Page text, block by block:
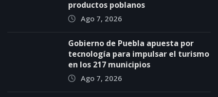
productos poblanos
Ago 7, 2026
Gobierno de Puebla apuesta por
tecnología para impulsar el turismo
en los 217 municipios
Ago 7, 2026